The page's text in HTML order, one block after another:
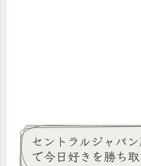
セントラルジャパ
で今日好きを勝ち